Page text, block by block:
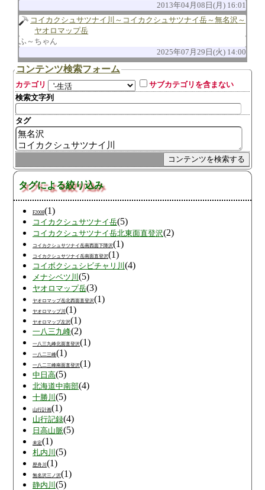
2013年04月08日(月) 16:01
コイカクシュサツナイ川～コイカクシュサツナイ岳～無名沢～
ヤオロマップ岳
ふ～ちゃん
2025年07月29日(火) 14:00
コンテンツ検索フォーム
カテゴリ
サブカテゴリを含まない
検索文字列
タグ
タグによる絞り込み
F2008(1)
コイカクシュサツナイ岳(5)
コイカクシュサツナイ岳北東面直登沢(2)
コイカクシュサツナイ岳南西面下降沢(1)
コイカクシュサツナイ岳南面直登沢(1)
コイボクシュシビチャリ川 (4)
メナシベツ川 (5)
ヤオロマップ岳(3)
ヤオロマップ岳北西面直登沢(1)
ヤオロマップ川(1)
ヤオロマップ左沢(1)
一八三九峰(2)
一八三九峰北面直登沢(1)
一八二三峰(1)
一八二三峰南面直登沢(1)
中日高(5)
北海道中南部(4)
十勝川 (5)
山行計画(1)
山行記録(4)
日高山脈(5)
未定(1)
札内川 (5)
歴舟川(1)
無名沢三ノ沢(1)
静内川 (5)